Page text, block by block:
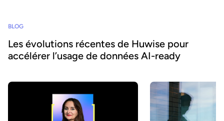
BLOG
Les évolutions récentes de Huwise pour
accélérer l’usage de données AI-ready